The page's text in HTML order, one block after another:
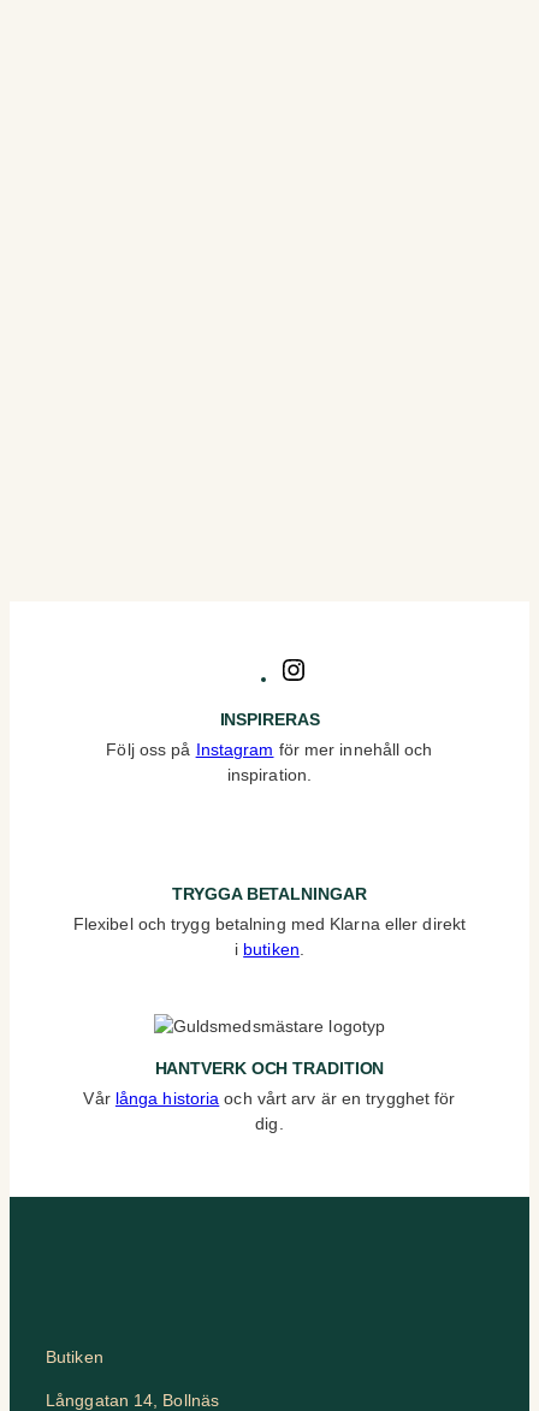
INSPIRERAS
Följ oss på Instagram för mer innehåll och
inspiration.
TRYGGA BETALNINGAR
Flexibel och trygg betalning med Klarna eller direkt
i butiken
HANTVERK OCH TRADITION
Vår långa historia och vårt arv är en trygghet för
dig.
Butiken
Långgatan 14, Bollnäs